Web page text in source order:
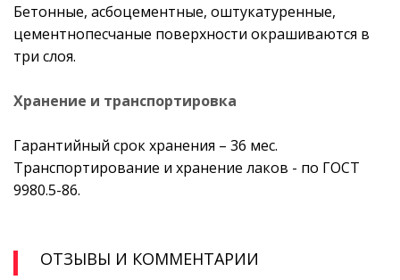
Бетонные, асбоцементные, оштукатуренные,
цементнопесчаные поверхности окрашиваются в
три слоя.
Хранение и транспортировка
Гарантийный срок хранения – 36 мес.
Транспортирование и хранение лаков - по ГОСТ
9980.5-86.
ОТЗЫВЫ И КОММЕНТАРИИ